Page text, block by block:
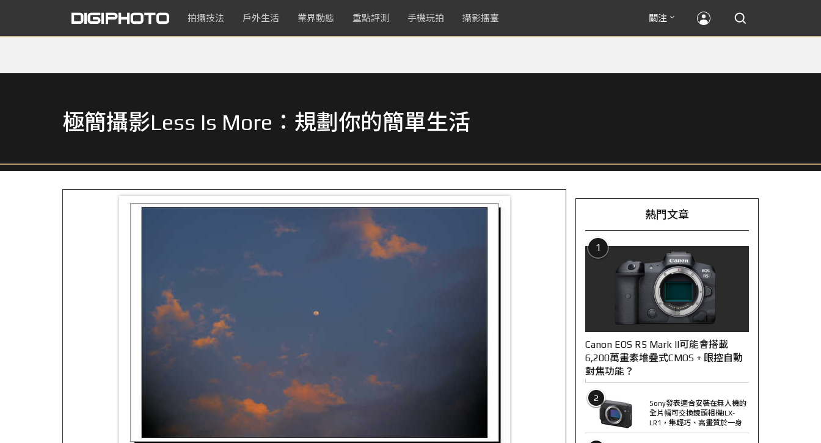
拍攝技法 戶外生活 業界動態 重點評測 手機玩拍 攝影擂臺 關注
極簡攝影Less Is More：規劃你的簡單生活
熱門文章
1
Canon EOS R5 Mark II可能會搭載
6,200萬畫素堆疊式CMOS + 眼控自動
對焦功能？
2
Sony發表適合安裝在無人機的
全片幅可交換鏡頭相機ILX-
LR1，集輕巧、高畫質於一身